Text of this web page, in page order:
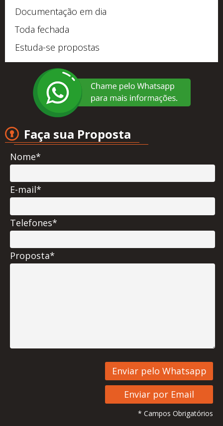
Documentação em dia
Toda fechada
Estuda-se propostas
Faça sua Proposta
Nome*
E-mail*
Telefones*
Proposta*
* Campos Obrigatórios